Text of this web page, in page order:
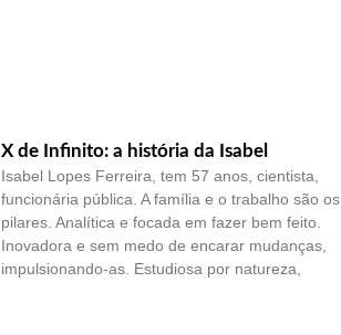
X de Infinito: a história da Isabel
Isabel Lopes Ferreira, tem 57 anos, cientista,
funcionária pública. A família e o trabalho são os
pilares. Analítica e focada em fazer bem feito.
Inovadora e sem medo de encarar mudanças,
impulsionando-as. Estudiosa por natureza,